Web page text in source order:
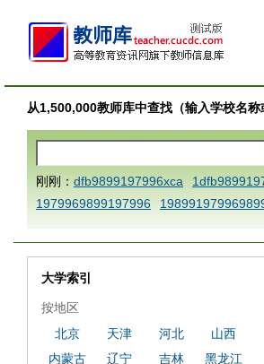
从1,500,000教师库中查找（输入学校名称
刚刚： dfb9899197996xca
1979969899197996
AAABBBCCCdefine blablaenddefine
1dfbmath key98991 methodmultiply
3
b 9899197996 xca
e dfbxyzendtemplate dfbCCCBBBAAA
大学索引
按地区
北京
天津 河北
山西
内蒙古
辽宁 吉林
黑龙江